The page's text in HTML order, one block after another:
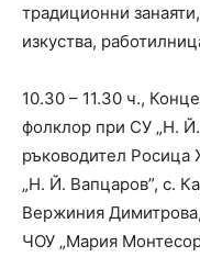
традиционни
изкуства,
10.30 – 11.30 ч.,
фолклор при СУ „Н.
ръководител Росица
„Н. Й. Вапцаров”, с.
Вержиния
ЧОУ „Мария